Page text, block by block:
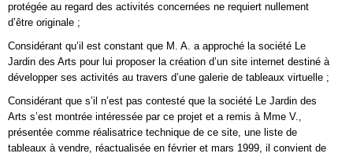
protégée au regard des activités concernées ne requiert nullement
d’être originale ;
Considérant qu’il est constant que M. A. a approché la société Le
Jardin des Arts pour lui proposer la création d’un site internet destiné à
développer ses activités au travers d’une galerie de tableaux virtuelle ;
Considérant que s’il n’est pas contesté que la société Le Jardin des
Arts s’est montrée intéressée par ce projet et a remis à Mme V.,
présentée comme réalisatrice technique de ce site, une liste de
tableaux à vendre, réactualisée en février et mars 1999, il convient de